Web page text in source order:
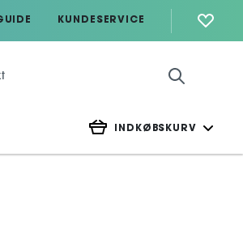
KUNDESERVICE
INDKØBSKURV